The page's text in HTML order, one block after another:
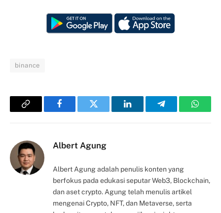
binance
Copy
FacebookTwitter LinkedInTelegram
Albert Agung
Albert Agung adalah penulis konten yang
berfokus pada edukasi seputar Web3, Blockchain,
dan aset crypto. Agung telah menulis artikel
mengenai Crypto, NFT, dan Metaverse, serta